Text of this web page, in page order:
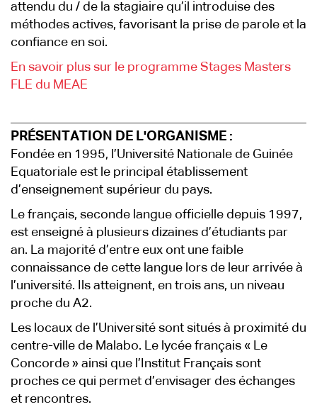
attendu du / de la stagiaire qu’il introduise des
méthodes actives, favorisant la prise de parole et la
confiance en soi.
En savoir plus sur le programme Stages Masters
FLE du MEAE
PRÉSENTATION DE L'ORGANISME :
Fondée en 1995, l’Université Nationale de Guinée
Equatoriale est le principal établissement
d’enseignement supérieur du pays.
Le français, seconde langue officielle depuis 1997,
est enseigné à plusieurs dizaines d’étudiants par
an. La majorité d’entre eux ont une faible
connaissance de cette langue lors de leur arrivée à
l’université. Ils atteignent, en trois ans, un niveau
proche du A2.
Les locaux de l’Université sont situés à proximité du
centre-ville de Malabo. Le lycée français « Le
Concorde » ainsi que l’Institut Français sont
proches ce qui permet d’envisager des échanges
et rencontres.